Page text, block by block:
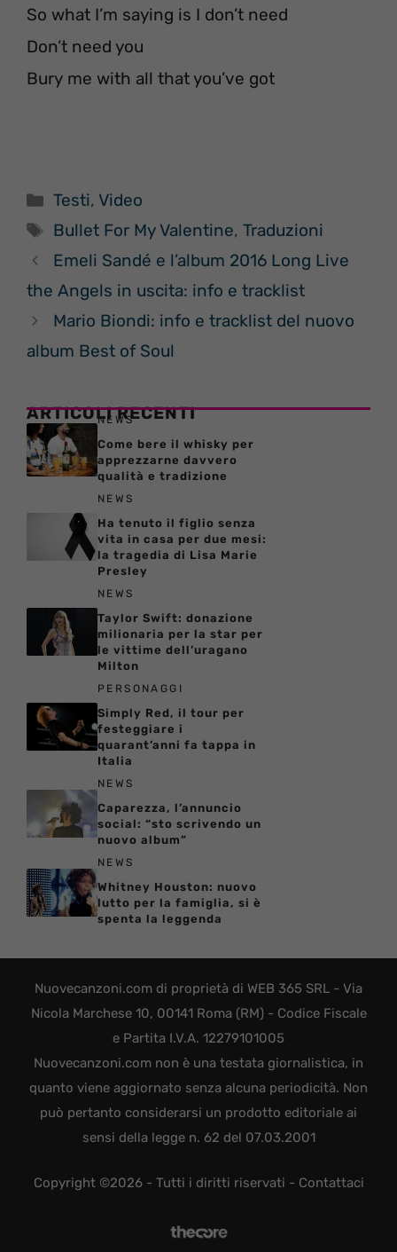
So what I’m saying is I don’t need
Don’t need you
Bury me with all that you’ve got
Categorie
Testi,Video
Tag
Bullet For My Valentine,Traduzioni
Emeli Sandé e l’album 2016 Long Live
the Angels in uscita: info e tracklist
Mario Biondi: info e tracklist del nuovo
album Best of Soul
ARTICOLI RECENTI
NEWS
Come bere il whisky per
apprezzarne davvero
qualità e tradizione
NEWS
Ha tenuto il figlio senza
vita in casa per due mesi:
la tragedia di Lisa Marie
Presley
NEWS
Taylor Swift: donazione
milionaria per la star per
le vittime dell’uragano
Milton
PERSONAGGI
Simply Red, il tour per
festeggiare i
quarant’anni fa tappa in
Italia
NEWS
Caparezza, l’annuncio
social: “sto scrivendo un
nuovo album”
NEWS
Whitney Houston: nuovo
lutto per la famiglia, si è
spenta la leggenda
Nuovecanzoni.com di proprietà di WEB 365 SRL - Via
Nicola Marchese 10, 00141 Roma (RM) - Codice Fiscale
e Partita I.V.A. 12279101005
Nuovecanzoni.com non è una testata giornalistica, in
quanto viene aggiornato senza alcuna periodicità. Non
può pertanto considerarsi un prodotto editoriale ai
sensi della legge n. 62 del 07.03.2001
Copyright ©2026 - Tutti i diritti riservati - Contattaci